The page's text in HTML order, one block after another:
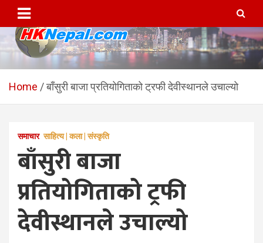
content
HKNepal.com – हङकङबाट
सञ्चालित पहिलो नेपाली अनलाईन
hknepal, hknepal.com, hk nepal, hk nepal com
Home बाँसुरी बाजा प्रतियोगिताको ट्रफी देवीस्थानले उचाल्यो
समाचार साहित्य | कला | संस्कृति
बाँसुरी बाजा
प्रतियोगिताको ट्रफी
देवीस्थानले उचाल्यो